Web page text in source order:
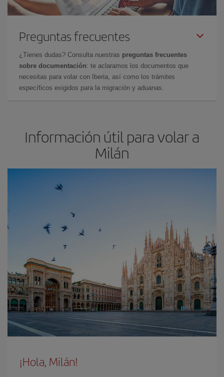
Preguntas frecuentes
¿Tienes dudas? Consulta nuestras preguntas frecuentes
sobre documentación: te aclaramos los documentos que
necesitas para volar con Iberia, así como los trámites
específicos exigidos para la migración y aduanas.
Información útil para volar a
Milán
¡Hola, Milán!